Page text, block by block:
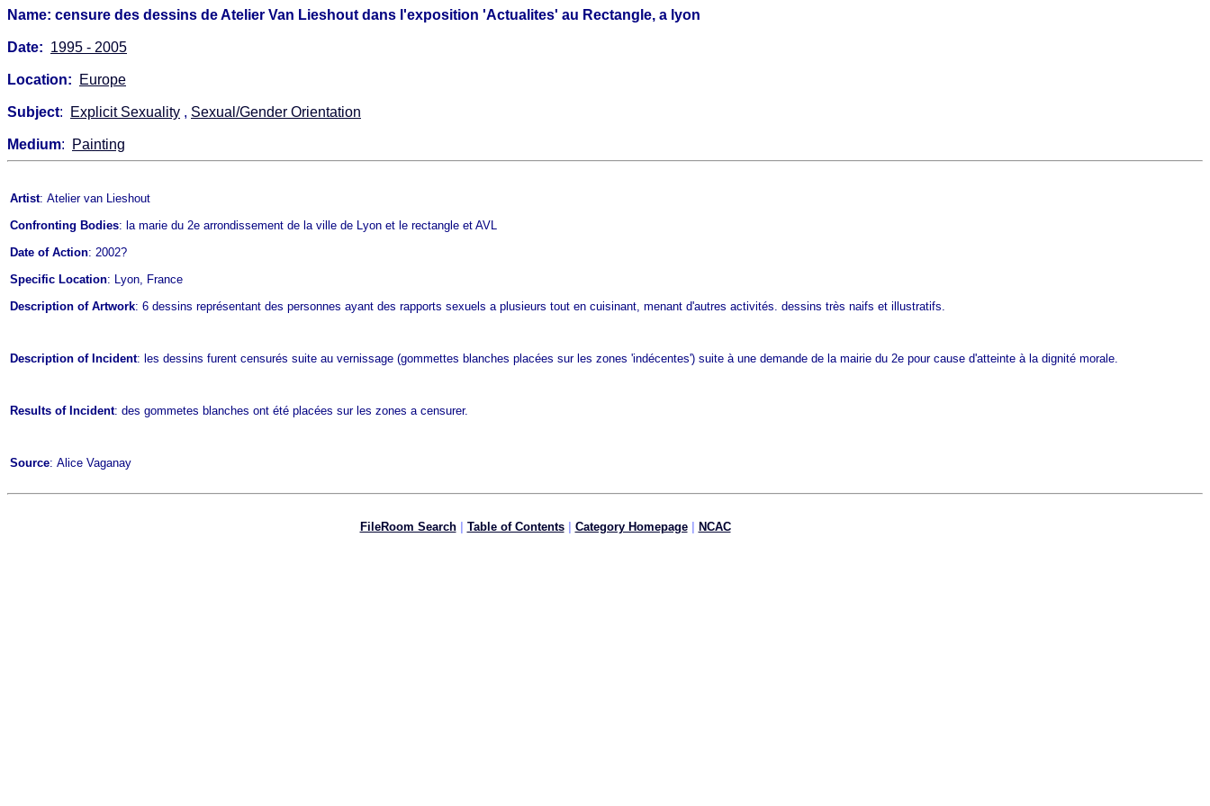
Name: censure des dessins de Atelier Van Lieshout dans l'exposition 'Actualites' au Rectangle, a lyon
Date: 1995 - 2005
Location: Europe
Subject: Explicit Sexuality , Sexual/Gender Orientation
Medium: Painting
Artist: Atelier van Lieshout
Confronting Bodies: la marie du 2e arrondissement de la ville de Lyon et le rectangle et AVL
Date of Action: 2002?
Specific Location: Lyon, France
Description of Artwork: 6 dessins représentant des personnes ayant des rapports sexuels a plusieurs tout en cuisinant, menant d'autres activités. dessins très naifs et illustratifs.
Description of Incident: les dessins furent censurés suite au vernissage (gommettes blanches placées sur les zones 'indécentes') suite à une demande de la mairie du 2e pour cause d'atteinte à la dignité morale.
Results of Incident: des gommetes blanches ont été placées sur les zones a censurer.
Source: Alice Vaganay
FileRoom Search| Table of Contents| Category Homepage| NCAC